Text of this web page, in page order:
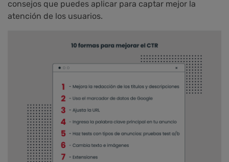
consejos que puedes aplicar para captar mejor la
atención de los usuarios.